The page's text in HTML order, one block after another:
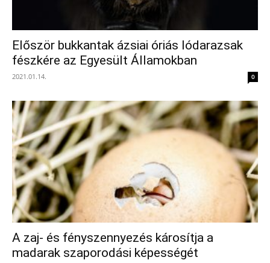
Először bukkantak ázsiai óriás lódarazsak
fészkére az Egyesült Államokban
2021.01.14. 0
A zaj- és fényszennyezés károsítja a
madarak szaporodási képességét